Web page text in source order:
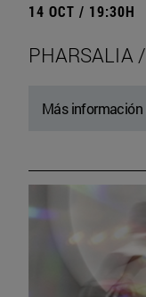
14 OCT / 19:30H
PHARSALIA
Más información